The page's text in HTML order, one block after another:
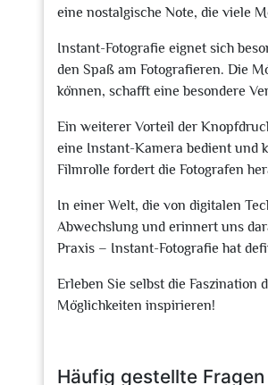
eine nostalgische Note, die viele
Instant-Fotografie eignet sich
den Spaß am Fotografieren. Die
können, schafft eine besondere
Ein weiterer Vorteil der
eine Instant-Kamera bedient und
Filmrolle fordert die Fotografen
In einer Welt, die von digitalen
Abwechslung und erinnert uns
Praxis – Instant-Fotografie hat
Erleben Sie selbst die
Möglichkeiten inspirieren!
Häufig gestellte